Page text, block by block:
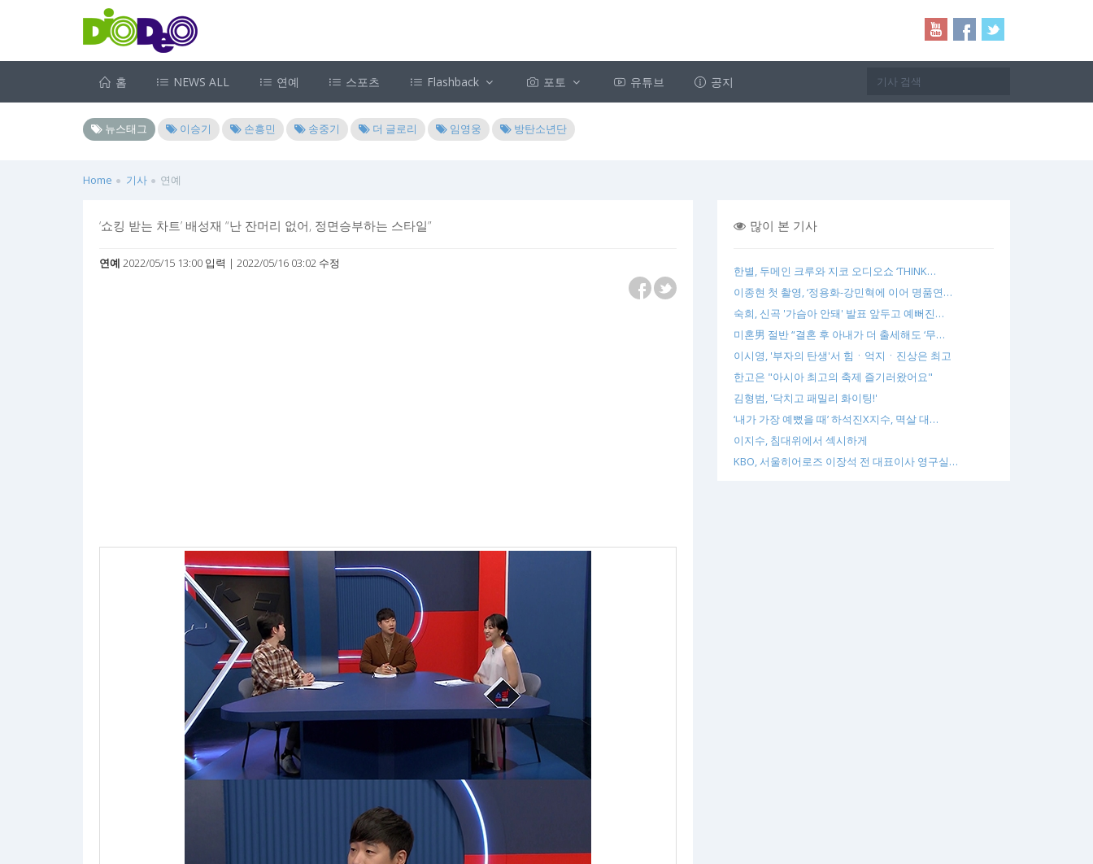
홈 NEWS ALL 연예 스포츠 Flashback 포토 유튜브 공지
뉴스태그 이승기 손흥민 송중기 더 글로리 임영웅 방탄소년단
Home 기사 연예
‘쇼킹 받는 차트’ 배성재 “난 잔머리 없어, 정면승부하는 스타일”
연예 2022/05/15 13:00 입력 | 2022/05/16 03:02 수정
많이 본 기사
한별, 두메인 크루와 지코 오디오쇼 ‘THINK…
이종현 첫 촬영, ‘정용화-강민혁에 이어 명품연…
숙희, 신곡 '가슴아 안돼' 발표 앞두고 예뻐진…
미혼男 절반 “결혼 후 아내가 더 출세해도 ‘무…
이시영, '부자의 탄생'서 힘ㆍ억지ㆍ진상은 최고
한고은 "아시아 최고의 축제 즐기러왔어요"
김형범, '닥치고 패밀리 화이팅!'
‘내가 가장 예뻤을 때’ 하석진X지수, 멱살 대…
이지수, 침대위에서 섹시하게
KBO, 서울히어로즈 이장석 전 대표이사 영구실…